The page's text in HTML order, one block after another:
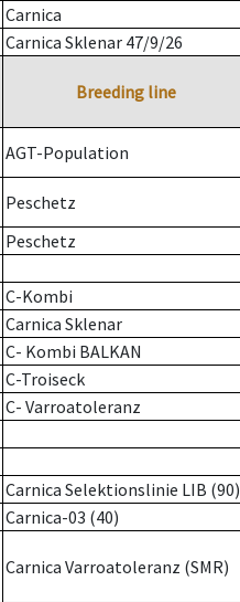
Carnica
Carnica Sklenar 47/9/26
Breeding line
AGT-Population
Peschetz
Peschetz
C-Kombi
Carnica Sklenar
C- Kombi BALKAN
C-Troiseck
C- Varroatoleranz
Carnica Selektionslinie LIB (90)
Carnica-03 (40)
Carnica Varroatoleranz (SMR)